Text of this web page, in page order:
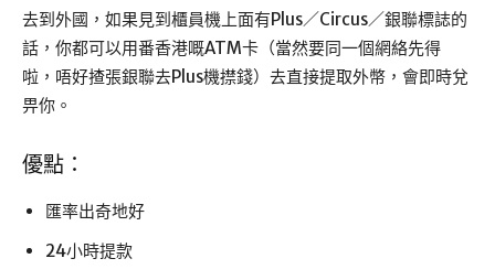
去到外國，如果見到櫃員機上面有Plus／Circus／銀聯標誌的
話，你都可以用番香港嘅ATM卡（當然要同一個網絡先得
啦，唔好揸張銀聯去Plus機㩒錢）去直接提取外幣，會即時兌
畀你。
優點：
匯率出奇地好
24小時提款